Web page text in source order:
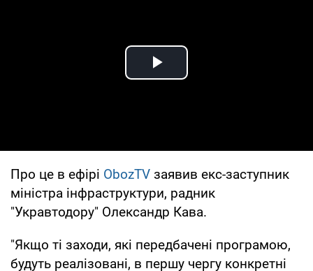
Play Video
Про це в ефірі ObozTV заявив екс-заступник
міністра інфраструктури, радник
"Укравтодору" Олександр Кава.
"Якщо ті заходи, які передбачені програмою,
будуть реалізовані, в першу чергу конкретні